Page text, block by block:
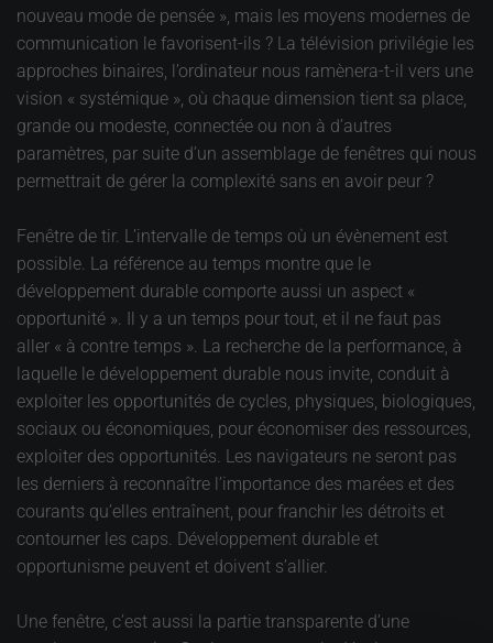
nouveau mode de pensée », mais les moyens modernes de
communication le favorisent-ils ? La télévision privilégie les
approches binaires, l’ordinateur nous ramènera-t-il vers une
vision « systémique », où chaque dimension tient sa place,
grande ou modeste, connectée ou non à d’autres
paramètres, par suite d’un assemblage de fenêtres qui nous
permettrait de gérer la complexité sans en avoir peur ?
Fenêtre de tir. L’intervalle de temps où un évènement est
possible. La référence au temps montre que le
développement durable comporte aussi un aspect «
opportunité ». Il y a un temps pour tout, et il ne faut pas
aller « à contre temps ». La recherche de la performance, à
laquelle le développement durable nous invite, conduit à
exploiter les opportunités de cycles, physiques, biologiques,
sociaux ou économiques, pour économiser des ressources,
exploiter des opportunités. Les navigateurs ne seront pas
les derniers à reconnaître l’importance des marées et des
courants qu’elles entraînent, pour franchir les détroits et
contourner les caps. Développement durable et
opportunisme peuvent et doivent s’allier.
Une fenêtre, c’est aussi la partie transparente d’une